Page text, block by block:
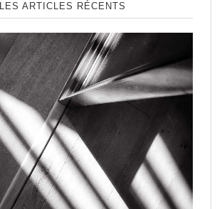
LES ARTICLES RÉCENTS